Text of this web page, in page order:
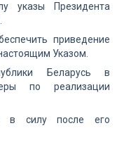
указы Президента
приведение
Указом.
Беларусь в
по реализации
в силу после его